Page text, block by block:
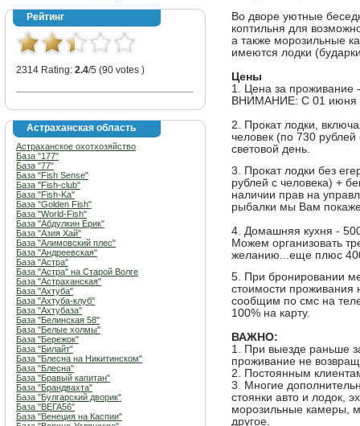
Рейтинг
2314 Rating: 2.4/5 (90 votes )
Астраханская область
Астраханское охотхозяйство
База "177"
База "77"
База "Fish Sense"
База "Fish-club"
База "Fish-Ka"
База "Golden Fish"
База "World-Fish"
База "Абдулкин Ерик"
База "Азия Хай"
База "Алимовский плес"
База "Андреевская"
База "Астра"
База "Астра" на Старой Волге
База "Астраханская"
База "Ахтуба"
База "Ахтуба-клуб"
База "Ахтубаза"
База "Белинская 58"
База "Белые холмы"
База "Бережок"
База "Билайт"
База "Блесна на Никитинском"
База "Блесна"
База "Бравый капитан"
База "Брандвахта"
База "Булгарский дворик"
База "ВЕГА56"
База "Венеция на Каспии"
Во дворе уютные
коптильня для
а также морозильные
имеются лодки
Цены
1. Цена за проживание
ВНИМАНИЕ: С 01 июня
2. Прокат лодки,
человек (по 730
световой день.
3. Прокат лодки без
рублей с человека) +
наличии прав на
рыбалки мы Вам
4. Домашняя кухня -
Можем организовать
желанию...еще плюс
5. При бронировании
стоимости проживания
сообщим по смс на
100% на карту.
ВАЖНО:
1. При выезде раньше
проживание не
2. Постоянным
3. Многие
стоянки авто и лодок,
морозильные камеры,
другое.